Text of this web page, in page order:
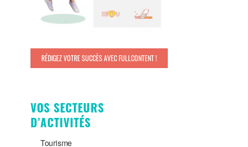
RÉDIGEZ VOTRE SUCCÈS AVEC FULLCONTENT !
VOS SECTEURS
D’ACTIVITÉS
Tourisme